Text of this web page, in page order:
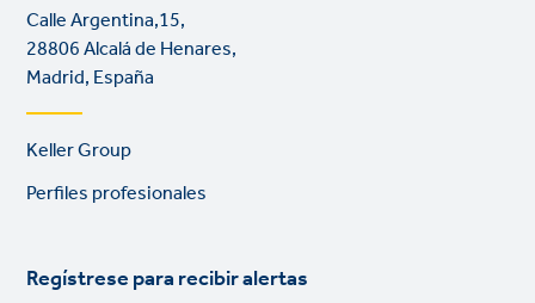
Calle Argentina,15,
28806 Alcalá de Henares,
Madrid, España
Footer
links
Keller Group
Perfiles profesionales
Regístrese para recibir alertas